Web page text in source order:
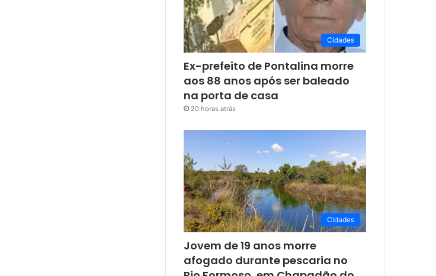
Cidades
Ex-prefeito de Pontalina morre
aos 88 anos após ser baleado
na porta de casa
20 horas atrás
Cidades
Jovem de 19 anos morre
afogado durante pescaria no